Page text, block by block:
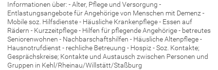
Informationen über: - Alter, Pflege und Versorgung -
Entlastungsangebote für Angehörige von Menschen mit Demenz -
Mobile soz. Hilfsdienste - Häusliche Krankenpflege - Essen auf
Rädern - Kurzzeitpflege - Hilfen für pflegende Angehörige - betreutes
Seniorenwohnen - Nachbarschaftshilfen - Häusliche Altenpflege -
Hausnotrufdienst - rechliche Betreuung - Hospiz - Soz. Kontakte;
Gesprächskreise; Kontakte und Austausch zwischen Personen und
Gruppen in Kehl/Rheinau/Willstätt/Staßburg